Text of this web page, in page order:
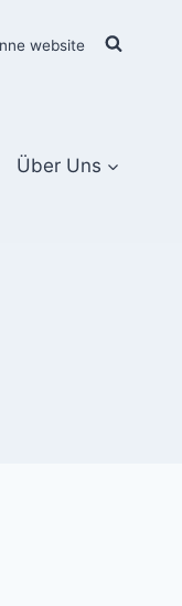
website
Über Uns